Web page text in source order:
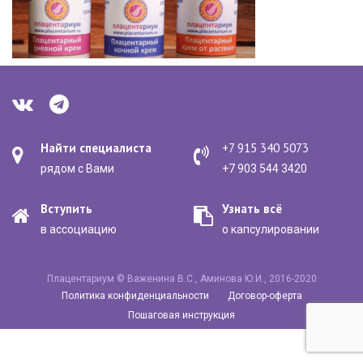
+7 915 340 5073
+7 903 544 3420
Найти специалиста
рядом с Вами
Узнать всё
о капсулировании
Вступить
в ассоциацию
Плацентариум © Важенина В.С., Аминова Ю.И., 2016-2020
Политика конфиденциальности
Договор-оферта
Пошаговая инструкция